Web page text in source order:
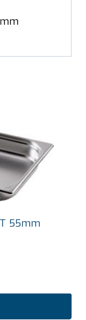
55mm